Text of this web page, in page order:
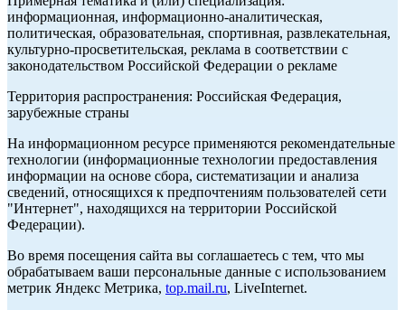
информационная, информационно-аналитическая,
политическая, образовательная, спортивная, развлекательная,
культурно-просветительская, реклама в соответствии с
законодательством Российской Федерации о рекламе
Территория распространения: Российская Федерация,
зарубежные страны
На информационном ресурсе применяются рекомендательные
технологии (информационные технологии предоставления
информации на основе сбора, систематизации и анализа
сведений, относящихся к предпочтениям пользователей сети
"Интернет", находящихся на территории Российской
Федерации).
Во время посещения сайта вы соглашаетесь с тем, что мы
обрабатываем ваши персональные данные с использованием
метрик Яндекс Метрика, top.mail.ru, LiveInternet.